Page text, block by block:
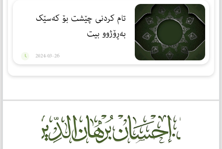
تام کردنی چێشت بۆ کەسێک
بەڕۆژوو بیت
2024-03-26